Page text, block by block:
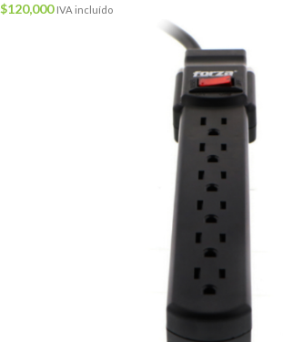
$120,000 IVA incluído